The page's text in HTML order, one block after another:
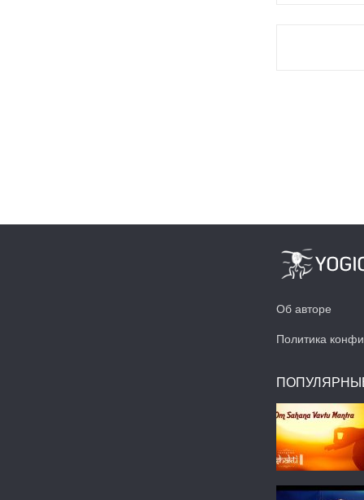
Об авторе
Политика